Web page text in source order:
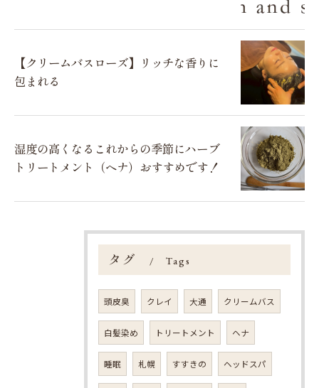
【クリームバスローズ】リッチな香りに
包まれる
湿度の高くなるこれからの季節にハーブ
トリートメント（ヘナ）おすすめです！
タグ Tags
頭皮臭 クレイ 大通 クリームバス
白髪染め トリートメント ヘナ
睡眠 札幌 すすきの ヘッドスパ
ご予約はこちら